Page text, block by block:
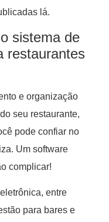
lá.
sistema de
restaurantes
e organização
seu restaurante,
pode confiar no
Um software
complicar!
entre
para bares e